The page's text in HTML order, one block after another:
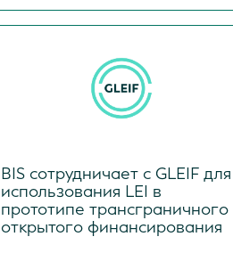
BIS сотрудничает с GLEIF для
использования LEI в
прототипе трансграничного
открытого финансирования